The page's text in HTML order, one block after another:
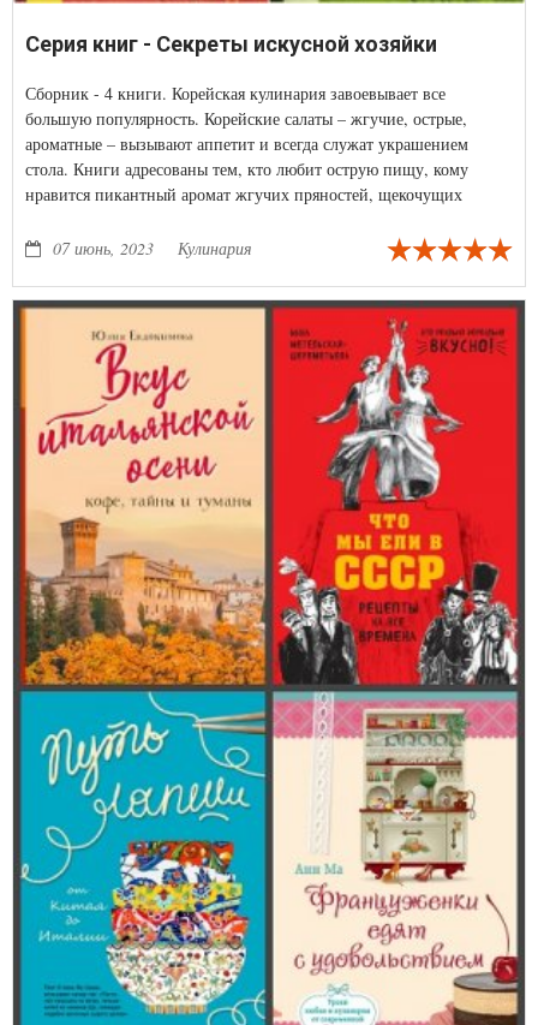
Серия книг - Секреты искусной хозяйки
Сборник - 4 книги. Корейская кулинария завоевывает все
большую популярность. Корейские салаты – жгучие, острые,
ароматные – вызывают аппетит и всегда служат украшением
стола. Книги адресованы тем, кто любит острую пищу, кому
нравится пикантный аромат жгучих пряностей, щекочущих
предвестником застолья, быть закуской перед выпивкой. В книги
включены рецепты блюд, которые можно использовать во время
православных постов, пост - это прежде всего терпение и
07 июнь, 2023 Кулинария